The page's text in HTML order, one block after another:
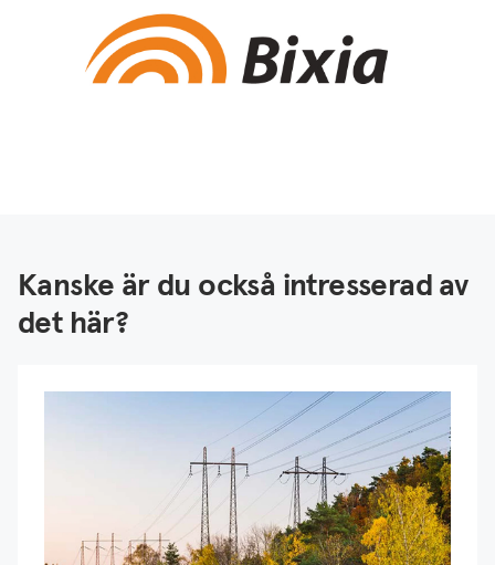
Kanske är du också intresserad av
det här?